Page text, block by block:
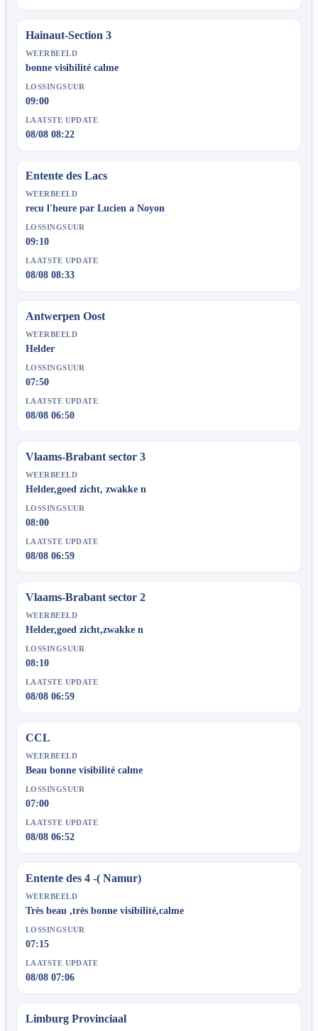
Hainaut-Section 3
WEERBEELD
bonne visibilité calme
LOSSINGSUUR
09:00
LAATSTE UPDATE
08/08 08:22
Entente des Lacs
WEERBEELD
recu l'heure par Lucien a Noyon
LOSSINGSUUR
09:10
LAATSTE UPDATE
08/08 08:33
Antwerpen Oost
WEERBEELD
Helder
LOSSINGSUUR
07:50
LAATSTE UPDATE
08/08 06:50
Vlaams-Brabant sector 3
WEERBEELD
Helder,goed zicht, zwakke n
LOSSINGSUUR
08:00
LAATSTE UPDATE
08/08 06:59
Vlaams-Brabant sector 2
WEERBEELD
Helder,goed zicht,zwakke n
LOSSINGSUUR
08:10
LAATSTE UPDATE
08/08 06:59
CCL
WEERBEELD
Beau bonne visibilité calme
LOSSINGSUUR
07:00
LAATSTE UPDATE
08/08 06:52
Entente des 4 -( Namur)
WEERBEELD
Très beau ,très bonne visibilité,calme
LOSSINGSUUR
07:15
LAATSTE UPDATE
08/08 07:06
Limburg Provinciaal